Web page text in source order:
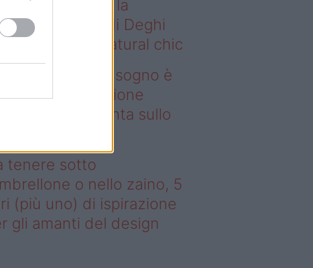
è possibile: la
Karan di Deghi
sullo stile natural chic
un living da sogno è
la collezione
di Deghi punta sullo
tenere sotto
o nello zaino, 5
(più uno) di ispirazione
gli amanti del design